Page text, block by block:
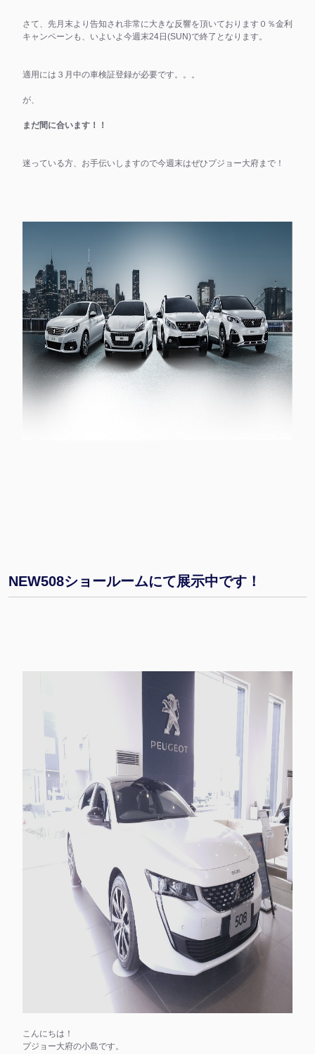
さて、先月末より告知され非常に大きな反響を頂いております０％金利
キャンペーンも、いよいよ今週末24日(SUN)で終了となります。
適用には３月中の車検証登録が必要です。。。
が、
まだ間に合います！！
迷っている方、お手伝いしますので今週末はぜひプジョー大府まで！
NEW508ショールームにて展示中です！
こんにちは！
プジョー大府の小島です。